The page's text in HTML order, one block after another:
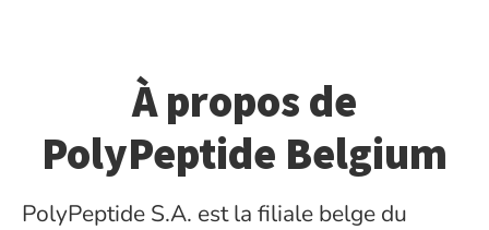
À propos de
PolyPeptide Belgium
PolyPeptide S.A. est la filiale belge du